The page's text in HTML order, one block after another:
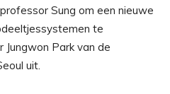
Sung om een ​​nieuwe
te
Jungwon Park van de
uit.